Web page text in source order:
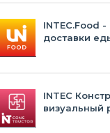
INTEC.Food
доставки
INTEC
визуальный